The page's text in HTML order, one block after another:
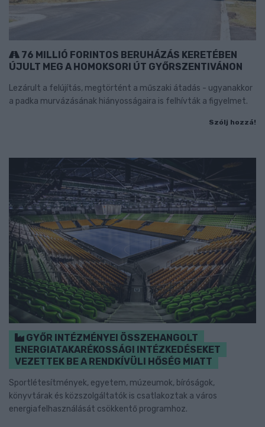
76 MILLIÓ FORINTOS BERUHÁZÁS KERETÉBEN
ÚJULT MEG A HOMOKSORI ÚT GYŐRSZENTIVÁNON
Lezárult a felújítás, megtörtént a műszaki átadás - ugyanakkor
a padka murvázásának hiányosságaira is felhívták a figyelmet.
Szólj hozzá!
GYŐR INTÉZMÉNYEI ÖSSZEHANGOLT
ENERGIATAKARÉKOSSÁGI INTÉZKEDÉSEKET
VEZETTEK BE A RENDKÍVÜLI HŐSÉG MIATT
Sportlétesítmények, egyetem, múzeumok, bíróságok,
könyvtárak és közszolgáltatók is csatlakoztak a város
energiafelhasználását csökkentő programhoz.